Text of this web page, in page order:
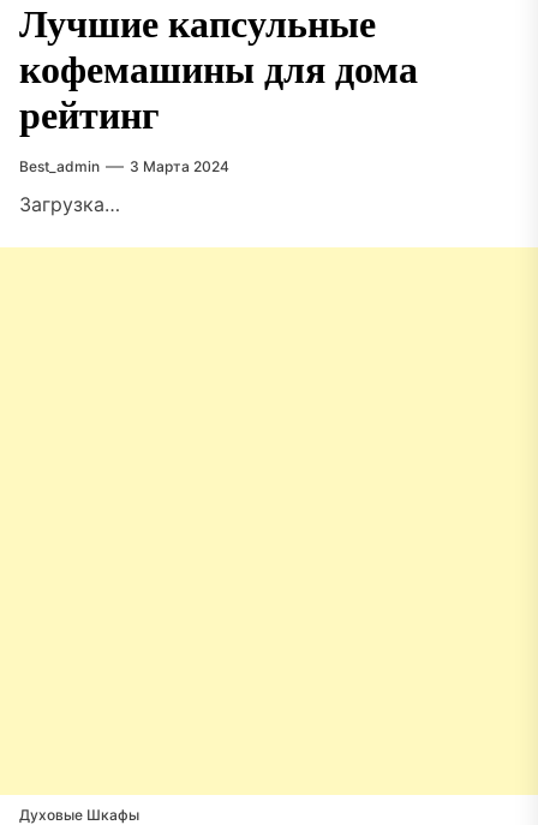
Лучшие капсульные
кофемашины для дома
рейтинг
Best_admin 3 Марта 2024
Загрузка…
Духовые Шкафы